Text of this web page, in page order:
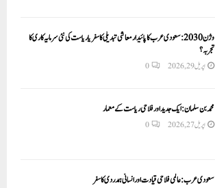
وژن 2030:سعودی عرب کا پائیدار معاشی تبدیلی کا سفر یا ریاست کی نئی سرمایہ کاری کا
تجربہ؟
اپریل 29, 2026 0
محمد بن سلمان: ایک جدید اور فلاحی ریاست کے معمار
اپریل 27, 2026 0
سعودی عرب: عالمی فلاحی قیادت اور انسانی ہمدردی کا سفر